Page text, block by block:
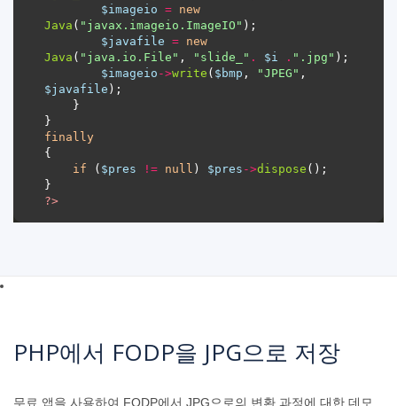
$imageio = new
Java ( "javax.imageio.ImageIO"
$javafile = new
Java ( "java.io.File" , "slide_" . $i . ".jpg"
$imageio ->write ( $bmp , "JPEG"
$javafile
finally
if ( $pres != null ) $pres ->dispose
?>
PHP에서 FODP을 JPG으로 저장
무료 앱을 사용하여 FODP에서 JPG으로의 변환 과정에 대한 데모